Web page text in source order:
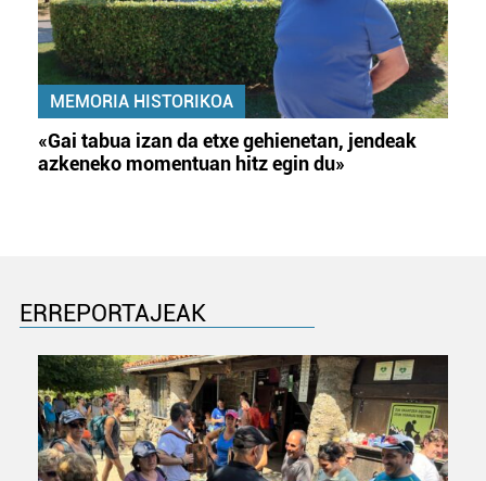
MEMORIA HISTORIKOA
«Gai tabua izan da etxe gehienetan, jendeak
azkeneko momentuan hitz egin du»
ERREPORTAJEAK